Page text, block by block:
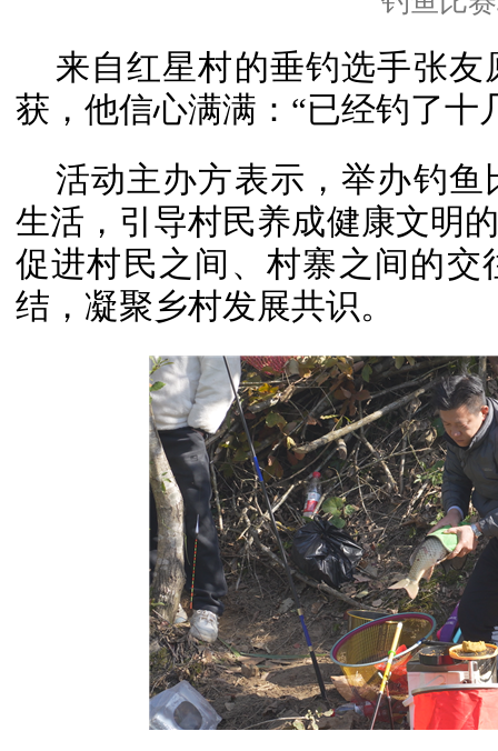
来自红星村的垂钓选手张
获，他信心满满：“已经钓了十
活动主办方表示，举办钓
生活，引导村民养成健康文明
促进村民之间、村寨之间的
结，凝聚乡村发展共识。